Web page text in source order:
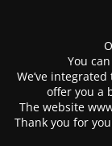
You
We’ve
offer you a
The website
Thank you for